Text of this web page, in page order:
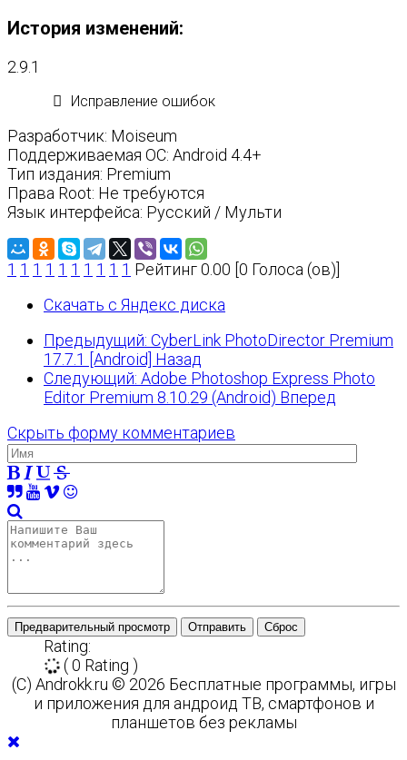
История изменений:
2.9.1
Исправление ошибок
Разработчик: Moiseum
Поддерживаемая ОС: Android 4.4+
Тип издания: Premium
Права Root: Не требуются
Язык интерфейса: Русский / Мульти
1 1 1 1 1 1 1 1 1 1 Рейтинг 0.00 [0 Голоса (ов)]
Скачать с Яндекс диска
Предыдущий: CyberLink PhotoDirector Premium
17.7.1 [Android] Назад
Следующий: Adobe Photoshop Express Photo
Editor Premium 8.10.29 (Android) Вперед
Скрыть форму комментариев
Предварительный просмотр Отправить Сброс
Rating:
( 0 Rating )
(C) Androkk.ru © 2026 Бесплатные программы, игры
и приложения для андроид ТВ, смартфонов и
планшетов без рекламы